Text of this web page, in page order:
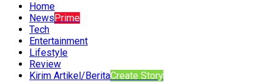
Home
NewsPrime
Tech
Entertainment
Lifestyle
Review
Kirim Artikel/BeritaCreate Story